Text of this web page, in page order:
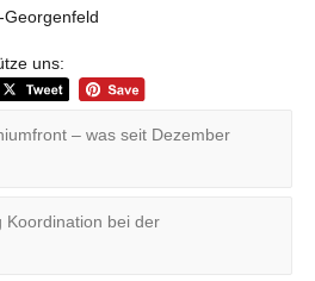
uns:
– was seit Dezember
Koordination bei der